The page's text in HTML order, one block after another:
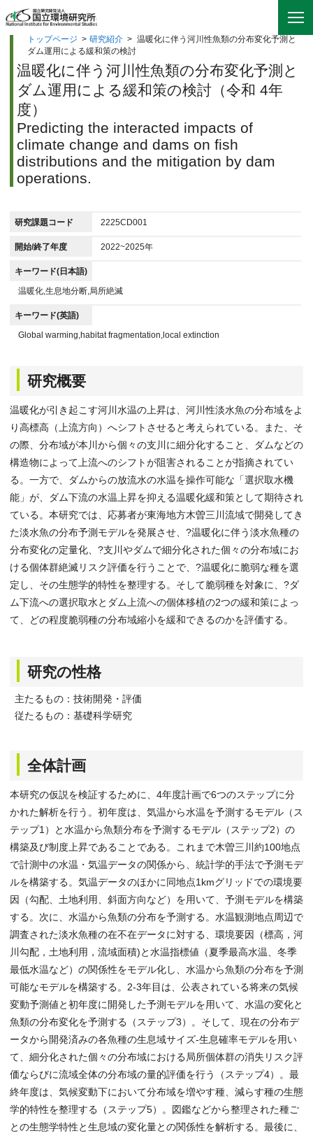
トップページ > 研究紹介 > 温暖化に伴う河川性魚類の分布変化予測と
ダム運用による緩和策の検討
温暖化に伴う河川性魚類の分布変化予測と
ダム運用による緩和策の検討（令和 4年
度）
Predicting the interacted impacts of
climate change and dams on fish
distributions and the mitigation by dam
operations.
研究課題コード 2225CD001
開始/終了年度 2022~2025年
キーワード(日本語)
温暖化,生息地分断,局所絶滅
キーワード(英語)
Global warming,habitat fragmentation,local extinction
研究概要
温暖化が引き起こす河川水温の上昇は、河川性淡水魚の分布域をよ
り高標高（上流方向）へシフトさせると考えられている。また、そ
の際、分布域が本川から個々の支川に細分化すること、ダムなどの
構造物によって上流へのシフトが阻害されることが指摘されてい
る。一方で、ダムからの放流水の水温を操作可能な「選択取水機
能」が、ダム下流の水温上昇を抑える温暖化緩和策として期待され
ている。本研究では、応募者が東海地方木曽三川流域で開発してき
た淡水魚の分布予測モデルを発展させ、?温暖化に伴う淡水魚種の
分布変化の定量化、?支川やダムで細分化された個々の分布域にお
ける個体群絶滅リスク評価を行うことで、?温暖化に脆弱な種を選
定し、その生態学的特性を整理する。そして脆弱種を対象に、?ダ
ム下流への選択取水とダム上流への個体移植の2つの緩和策によっ
て、どの程度脆弱種の分布域縮小を緩和できるのかを評価する。
研究の性格
主たるもの：技術開発・評価
従たるもの：基礎科学研究
全体計画
本研究の仮説を検証するために、4年度計画で6つのステップに分
かれた解析を行う。初年度は、気温から水温を予測するモデル（ス
テップ1）と水温から魚類分布を予測するモデル（ステップ2）の
構築及び制度上昇であることである。これまで木曽三川約100地点
で計測中の水温・気温データの関係から、統計学的手法で予測モデ
ルを構築する。気温データのほかに同地点1kmグリッドでの環境要
因（勾配、土地利用、斜面方向など）を用いて、予測モデルを構築
する。次に、水温から魚類の分布を予測する。水温観測地点周辺で
調査された淡水魚種の在不在データに対する、環境要因（標高，河
川勾配，土地利用，流域面積)と水温指標値（夏季最高水温、冬季
最低水温など）の関係性をモデル化し、水温から魚類の分布を予測
可能なモデルを構築する。2-3年目は、公表されている将来の気候
変動予測値と初年度に開発した予測モデルを用いて、水温の変化と
魚類の分布変化を予測する（ステップ3）。そして、現在の分布デ
ータから開発済みの各魚種の生息域サイズ-生息確率モデルを用い
て、細分化された個々の分布域における局所個体群の消失リスク評
価ならびに流域全体の分布域の量的評価を行う（ステップ4）。最
終年度は、気候変動下において分布域を増やす種、減らす種の生態
学的特性を整理する（ステップ5）。図鑑などから整理された種ご
との生態学特性と生息域の変化量との関係性を解析する。最後に、